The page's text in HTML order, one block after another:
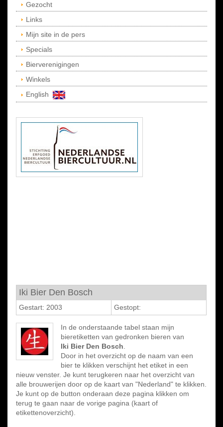
Gezocht
Links
Mijn site in de pers
Specials
Bierverenigingen
Winkels
English
Iki Bier Den Bosch
Gestart: 2003 Gestopt:
In de onderstaande tabel staan mijn
bieretiketten van gedronken bieren van
Iki Bier Den Bosch
Door in het overzicht op de naam van een
bier te klikken verschijnt het etiket in een
nieuw venster. Je kunt terugkeren naar het overzicht van
alle brouwerijen door op de kaart van "Nederland" te klikken.
Je kunt op de button onderaan deze pagina klikken om
terug te gaan naar de vorige pagina (kaart of
etikettenoverzicht).